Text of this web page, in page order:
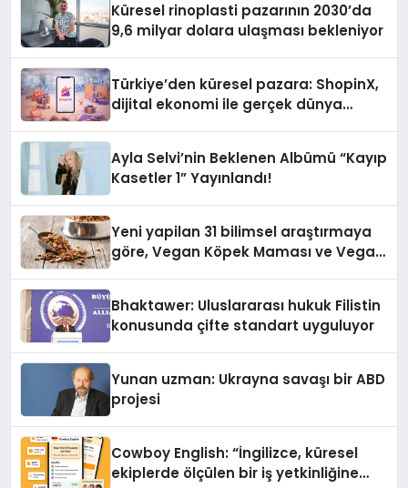
Küresel rinoplasti pazarının 2030’da
9,6 milyar dolara ulaşması bekleniyor
Türkiye’den küresel pazara: ShopinX,
dijital ekonomi ile gerçek dünya
Ayla Selvi’nin Beklenen Albümü “Kayıp
Kasetler 1” Yayınlandı!
Yeni yapilan 31 bilimsel araştırmaya
göre, Vegan Köpek Maması ve Vegan
Bhaktawer: Uluslararası hukuk Filistin
konusunda çifte standart uyguluyor
Yunan uzman: Ukrayna savaşı bir ABD
projesi
Cowboy English: “İngilizce, küresel
ekiplerde ölçülen bir iş yetkinliğine